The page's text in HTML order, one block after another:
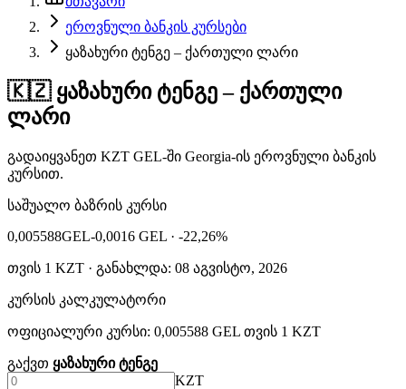
ეროვნული ბანკის კურსები
ყაზახური ტენგე – ქართული ლარი
🇰🇿 ყაზახური ტენგე – ქართული
ლარი
გადაიყვანეთ KZT GEL-ში Georgia-ის ეროვნული ბანკის
კურსით.
საშუალო ბაზრის კურსი
0,005588GEL-0,0016 GEL · -22,26%
თვის 1 KZT · განახლდა: 08 აგვისტო, 2026
კურსის კალკულატორი
ოფიციალური კურსი: 0,005588 GEL თვის 1 KZT
გაქვთ ყაზახური ტენგე
KZT